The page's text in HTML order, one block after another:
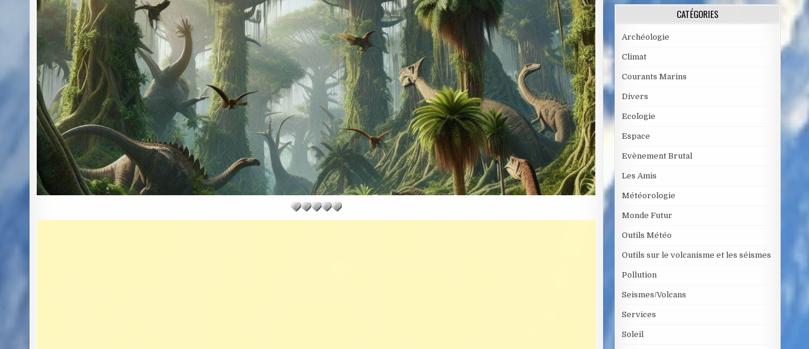
CATÉGORIES
Archéologie
Climat
Courants Marins
Divers
Ecologie
Espace
Evènement Brutal
Les Amis
Météorologie
Monde Futur
Outils Météo
Outils sur le volcanisme et les séismes
Pollution
Seismes/Volcans
Services
Soleil